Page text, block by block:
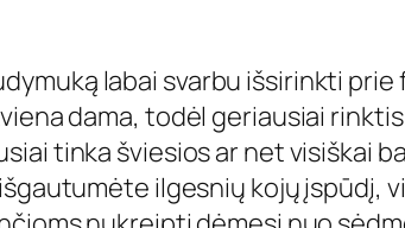
labai svarbu išsirinkti
dama, todėl geriausiai
tinka šviesios ar net visiškai
ilgesnių kojų